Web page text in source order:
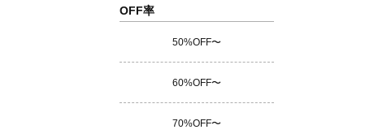
OFF率
50%OFF〜
60%OFF〜
70%OFF〜